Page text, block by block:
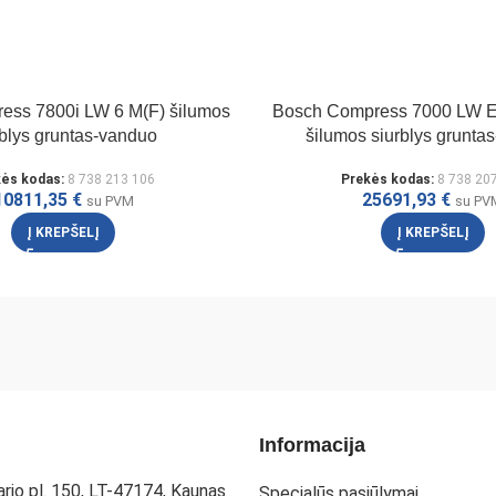
7800i LW 6 M(F) šilumos
gruntas-vanduo
kodas: 8 738 213 106
€ su PVM
Į KREPŠELĮ
Bosch Compress 7000 LW
šilumos siurblys
Prekės kodas: 8 738
25691,93 € su
Į KREPŠELĮ
pl. 150, LT-47174, Kaunas
Informacija